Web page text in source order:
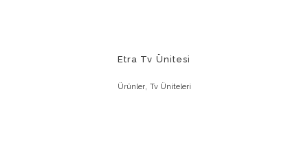
Etra Tv Ünitesi
Ürünler, Tv Üniteleri